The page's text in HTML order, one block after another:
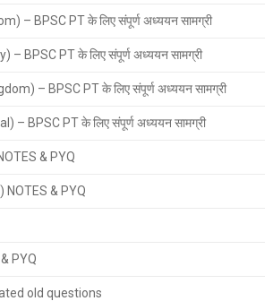
– BPSC PT के लिए संपूर्ण अध्ययन सामग्री
– BPSC PT के लिए संपूर्ण अध्ययन सामग्री
– BPSC PT के लिए संपूर्ण अध्ययन सामग्री
– BPSC PT के लिए संपूर्ण अध्ययन सामग्री
& PYQ
NOTES & PYQ
PYQ
old questions